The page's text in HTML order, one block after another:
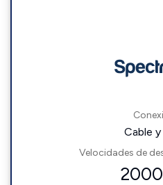
Cable y
Velocidades de
2000